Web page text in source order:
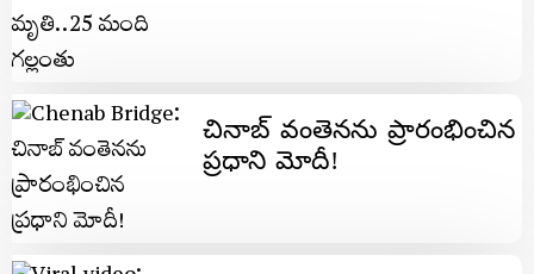
చినాబ్ వంతెనను ప్రారంభించిన
ప్రధాని మోదీ!